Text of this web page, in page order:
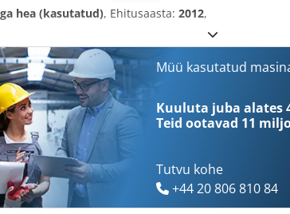
hea (kasutatud), Ehitusaasta: 2012,
Müü kasutatud
Kuuluta juba alates
Teid ootavad 11
Tutvu kohe
+44 20 806 810 84